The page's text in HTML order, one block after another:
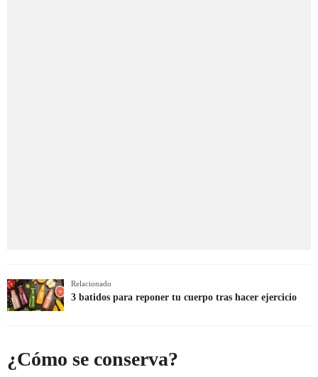
Relacionado
3 batidos para reponer tu cuerpo tras hacer ejercicio
¿Cómo se conserva?